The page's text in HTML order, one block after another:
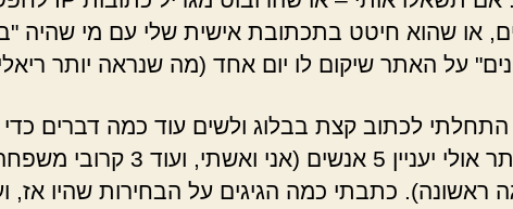
או שהוא חיטט בתכתובת אישית שלי עם מי שהיה
על האתר שיקום לו יום אחד (מה שנראה יותר
התחלתי לכתוב קצת בבלוג ולשים עוד כמה דברים כדי
שהאתר אולי יעניין 5 אנשים (אני ואשתי, ועוד 3 קרובי
ראשונה). כתבתי כמה הגיגים על הבחירות שהיו אז,